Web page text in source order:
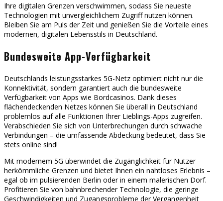
Ihre digitalen Grenzen verschwimmen, sodass Sie neueste
Technologien mit unvergleichlichem Zugriff nutzen können.
Bleiben Sie am Puls der Zeit und genießen Sie die Vorteile eines
modernen, digitalen Lebensstils in Deutschland.
Bundesweite App-Verfügbarkeit
Deutschlands leistungsstarkes 5G-Netz optimiert nicht nur die
Konnektivität, sondern garantiert auch die bundesweite
Verfügbarkeit von Apps wie Bordcasinos. Dank dieses
flächendeckenden Netzes können Sie überall in Deutschland
problemlos auf alle Funktionen Ihrer Lieblings-Apps zugreifen.
Verabschieden Sie sich von Unterbrechungen durch schwache
Verbindungen – die umfassende Abdeckung bedeutet, dass Sie
stets online sind!
Mit modernem 5G überwindet die Zugänglichkeit für Nutzer
herkömmliche Grenzen und bietet Ihnen ein nahtloses Erlebnis –
egal ob im pulsierenden Berlin oder in einem malerischen Dorf.
Profitieren Sie von bahnbrechender Technologie, die geringe
Geschwindigkeiten und Zugangsprobleme der Vergangenheit